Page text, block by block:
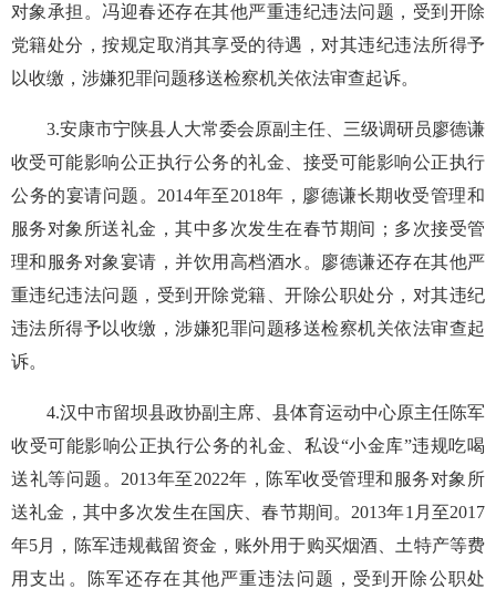
对象承担。冯迎春还存在其他严重违纪违法问题，受到开除
党籍处分，按规定取消其享受的待遇，对其违纪违法所得予
以收缴，涉嫌犯罪问题移送检察机关依法审查起诉。
3.安康市宁陕县人大常委会原副主任、三级调研员廖德谦
收受可能影响公正执行公务的礼金、接受可能影响公正执行
公务的宴请问题。2014年至2018年，廖德谦长期收受管理和
服务对象所送礼金，其中多次发生在春节期间；多次接受管
理和服务对象宴请，并饮用高档酒水。廖德谦还存在其他严
重违纪违法问题，受到开除党籍、开除公职处分，对其违纪
违法所得予以收缴，涉嫌犯罪问题移送检察机关依法审查起
诉。
4.汉中市留坝县政协副主席、县体育运动中心原主任陈军
收受可能影响公正执行公务的礼金、私设“小金库”违规吃喝
送礼等问题。2013年至2022年，陈军收受管理和服务对象所
送礼金，其中多次发生在国庆、春节期间。2013年1月至2017
年5月，陈军违规截留资金，账外用于购买烟酒、土特产等费
用支出。陈军还存在其他严重违法问题，受到开除公职处